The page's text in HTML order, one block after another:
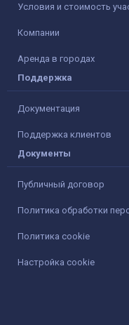
Условия и стоимость
Компании
Аренда в городах
Поддержка
Документация
Поддержка клиентов
Документы
Публичный договор
Политика обработки
Политика cookie
Настройка cookie